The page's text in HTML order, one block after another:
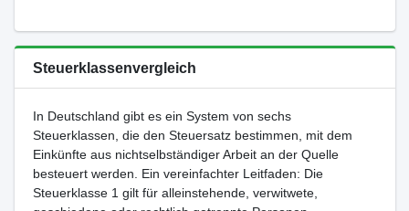
Steuerklassenvergleich
In Deutschland gibt es ein System von sechs
Steuerklassen, die den Steuersatz bestimmen, mit dem
Einkünfte aus nichtselbständiger Arbeit an der Quelle
besteuert werden. Ein vereinfachter Leitfaden: Die
Steuerklasse 1 gilt für alleinstehende, verwitwete,